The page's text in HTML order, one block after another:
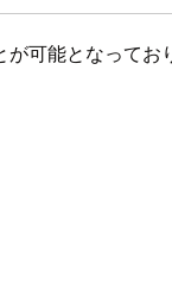
が可能となってお